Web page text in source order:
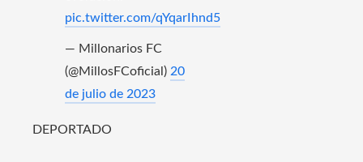
pic.twitter.com/qYqarIhnd5
— Millonarios FC
(@MillosFCoficial) 20
de julio de 2023
DEPORTADO